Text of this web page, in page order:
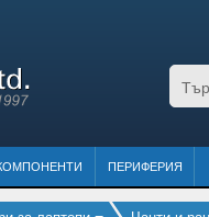
ПЕРИФЕРИЯ